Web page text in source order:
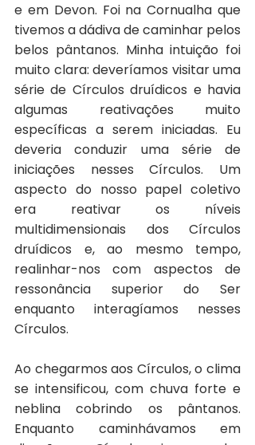
e em Devon. Foi na Cornualha que
tivemos a dádiva de caminhar pelos
belos pântanos. Minha intuição foi
muito clara: deveríamos visitar uma
série de Círculos druídicos e havia
algumas reativações muito
específicas a serem iniciadas. Eu
deveria conduzir uma série de
iniciações nesses Círculos. Um
aspecto do nosso papel coletivo
era reativar os níveis
multidimensionais dos Círculos
druídicos e, ao mesmo tempo,
realinhar-nos com aspectos de
ressonância superior do Ser
enquanto interagíamos nesses
Círculos.
Ao chegarmos aos Círculos, o clima
se intensificou, com chuva forte e
neblina cobrindo os pântanos.
Enquanto caminhávamos em